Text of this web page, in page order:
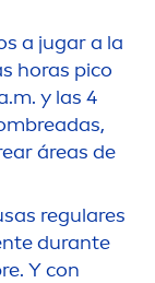
a jugar a la
horas pico
y las 4
áreas de
regulares
te durante
Y con